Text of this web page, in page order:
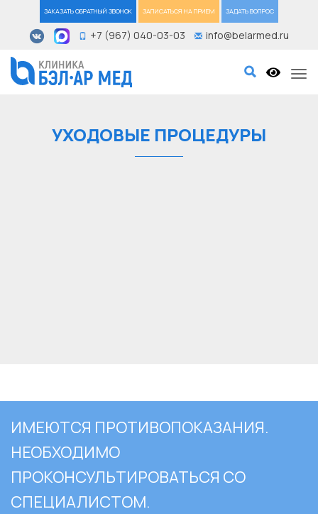
ЗАКАЗАТЬ ОБРАТНЫЙ ЗВОНОК ЗАПИСАТЬСЯ НА ПРИЕМ ЗАДАТЬ ВОПРОС
+7 (967) 040-03-03 info@belarmed.ru
УХОДОВЫЕ ПРОЦЕДУРЫ
ИМЕЮТСЯ ПРОТИВОПОКАЗАНИЯ.
НЕОБХОДИМО
ПРОКОНСУЛЬТИРОВАТЬСЯ СО
СПЕЦИАЛИСТОМ.